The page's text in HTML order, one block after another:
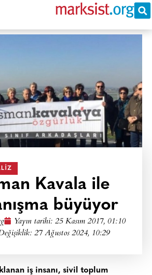
Kavala ile
büyüyor
Yayın tarihi: 25 Kasım 2017, 01:10
27 Ağustos 2024, 10:29
iş insanı, sivil toplum